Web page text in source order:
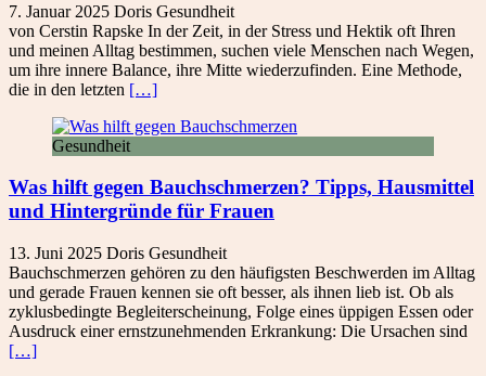
7. Januar 2025 Doris Gesundheit
von Cerstin Rapske In der Zeit, in der Stress und Hektik oft Ihren
und meinen Alltag bestimmen, suchen viele Menschen nach Wegen,
um ihre innere Balance, ihre Mitte wiederzufinden. Eine Methode,
die in den letzten […]
Gesundheit
Was hilft gegen Bauchschmerzen? Tipps, Hausmittel
und Hintergründe für Frauen
13. Juni 2025 Doris Gesundheit
Bauchschmerzen gehören zu den häufigsten Beschwerden im Alltag
und gerade Frauen kennen sie oft besser, als ihnen lieb ist. Ob als
zyklusbedingte Begleiterscheinung, Folge eines üppigen Essen oder
Ausdruck einer ernstzunehmenden Erkrankung: Die Ursachen sind
[…]